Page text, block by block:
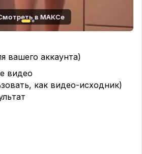
в МАКСе
вашего аккаунта)
видео
как видео-исходник)